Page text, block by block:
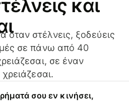
και
όταν στέλνεις, ξοδεύεις
σε πάνω από 40
σε έναν
σου εν κινήσει,